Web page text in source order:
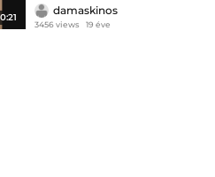
damaskinos
3456 views 19 éve